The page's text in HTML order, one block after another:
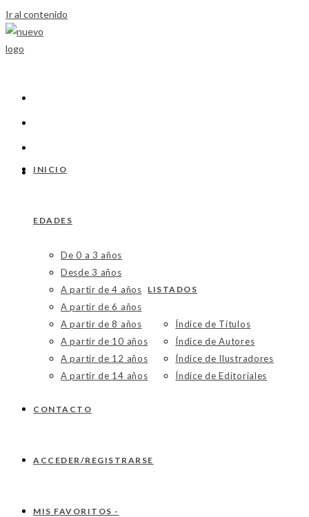
Ir al contenido
INICIO
EDADES
De 0 a 3 años
Desde 3 años
A partir de 4 años
A partir de 6 años
A partir de 8 años
A partir de 10 años
A partir de 12 años
A partir de 14 años
LISTADOS
Índice de Títulos
Índice de Autores
Índice de Ilustradores
Índice de Editoriales
CONTACTO
ACCEDER/REGISTRARSE
MIS FAVORITOS -